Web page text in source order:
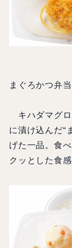
まぐろかつ弁
キハダマグロ
に漬け込んだ“
げた一品。食
クッとした食